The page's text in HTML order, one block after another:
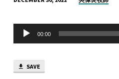
年
月
日
Audio
Player
00:00
SAVE